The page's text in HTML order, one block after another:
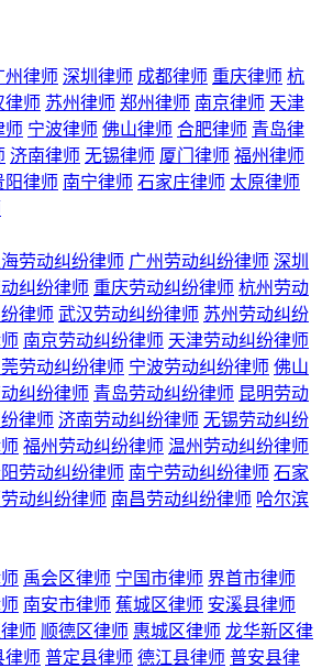
州律师 深圳律师 成都律师 重庆律师 杭
律师 苏州律师 郑州律师 南京律师 天津
师 宁波律师 佛山律师 合肥律师 青岛律
济南律师 无锡律师 厦门律师 福州律师
阳律师 南宁律师 石家庄律师 太原律师
海劳动纠纷律师 广州劳动纠纷律师 深圳
纠纷律师 重庆劳动纠纷律师 杭州劳动
律师 武汉劳动纠纷律师 苏州劳动纠纷
南京劳动纠纷律师 天津劳动纠纷律师
劳动纠纷律师 宁波劳动纠纷律师 佛山
纠纷律师 青岛劳动纠纷律师 昆明劳动
律师 济南劳动纠纷律师 无锡劳动纠纷
福州劳动纠纷律师 温州劳动纠纷律师
劳动纠纷律师 南宁劳动纠纷律师 石家
动纠纷律师 南昌劳动纠纷律师 哈尔滨
禹会区律师 宁国市律师 界首市律师
南安市律师 蕉城区律师 安溪县律师
师 顺德区律师 惠城区律师 龙华新区律
律师 普定县律师 德江县律师 普安县律